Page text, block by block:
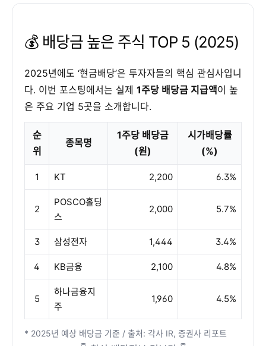
💰 배당금 높은 주식 TOP 5 (2025)
2025년에도 ‘현금배당’은 투자자들의 핵심 관심사입니
다. 이번 포스팅에서는 실제 1주당 배당금 지급액이 높
은 주요 기업 5곳을 소개합니다.
순
위
종목명
1주당 배당금
(원)
시가배당률
(%)
1 KT 2,200 6.3%
2
POSCO홀딩
스
2,000 5.7%
3 삼성전자 1,444 3.4%
4 KB금융 2,100 4.8%
5
하나금융지
주
1,960 4.5%
* 2025년 예상 배당금 기준 / 출처: 각사 IR, 증권사 리포트